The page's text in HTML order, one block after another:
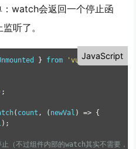
watch会返回一个停止函
听了。
JavaScript
} from 'vue';
;
( count , ( newVal ) => {
) ;
（不过组件内部的watch其实不需要，